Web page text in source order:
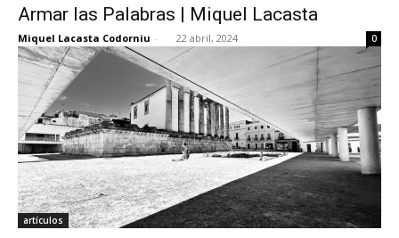
Armar las Palabras | Miquel Lacasta
Miquel Lacasta Codorniu - 22 abril, 2024 0
artículos